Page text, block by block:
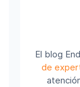
El blog
de